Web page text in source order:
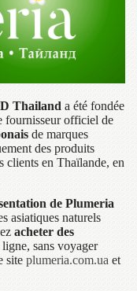
Thailand a été fondée
fournisseur officiel de
de marques
des produits
clients en Thaïlande, en
de Plumeria
asiatiques naturels
acheter des
ligne, sans voyager
site plumeria.com.ua et